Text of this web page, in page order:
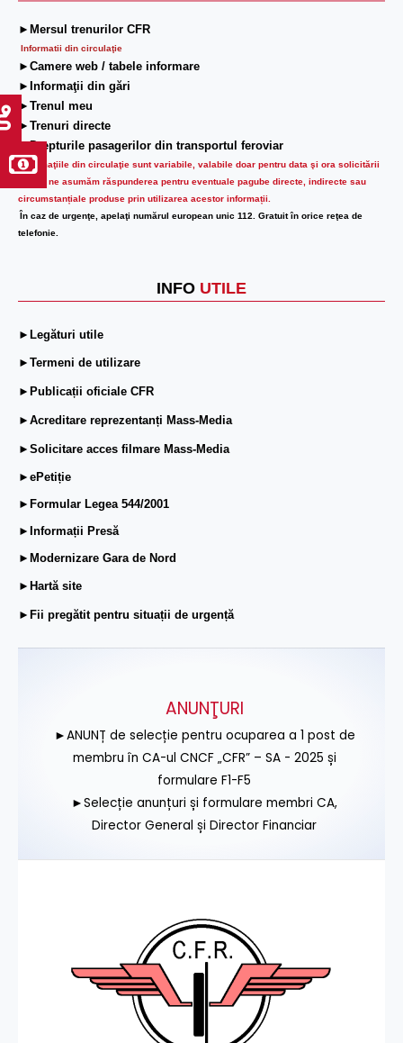
►Mersul trenurilor CFR
Informatii din circulaţie
►Camere web / tabele informare
►Informaţii din gări
►Trenul meu
►Trenuri directe
►Drepturile pasagerilor din transportul feroviar
Informaţiile din circulaţie sunt variabile, valabile doar pentru data şi ora solicitării
Nu ne asumăm răspunderea pentru eventuale pagube directe, indirecte sau
circumstanțiale produse prin utilizarea acestor informații.
În caz de urgenţe, apelaţi numărul european unic 112. Gratuit în orice reţea de
telefonie.
INFO UTILE
►Legături utile
►Termeni de utilizare
►Publicații oficiale CFR
►Acreditare reprezentanți Mass-Media
►Solicitare acces filmare Mass-Media
►ePetiție
►Formular Legea 544/2001
►Informații Presă
►Modernizare Gara de Nord
►Hartă site
►Fii pregătit pentru situații de urgență
ANUNŢURI
►ANUNȚ de selecție pentru ocuparea a 1 post de
membru în CA-ul CNCF „CFR” – SA - 2025 și
formulare F1-F5
►Selecție anunțuri și formulare membri CA,
Director General și Director Financiar